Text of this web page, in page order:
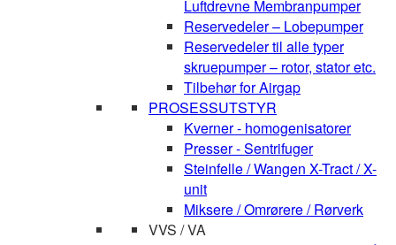
Luftdrevne Membranpumper
Reservedeler – Lobepumper
Reservedeler til alle typer
skruepumper – rotor, stator etc.
Tilbehør for Airgap
PROSESSUTSTYR
Kverner - homogenisatorer
Presser - Sentrifuger
Steinfelle / Wangen X-Tract / X-
unit
Miksere / Omrørere / Rørverk
VVS / VA